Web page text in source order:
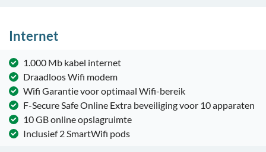
Internet
1.000 Mb kabel internet
Draadloos Wifi modem
Wifi Garantie voor optimaal Wifi-bereik
F-Secure Safe Online Extra beveiliging voor 10 apparaten
10 GB online opslagruimte
Inclusief 2 SmartWifi pods